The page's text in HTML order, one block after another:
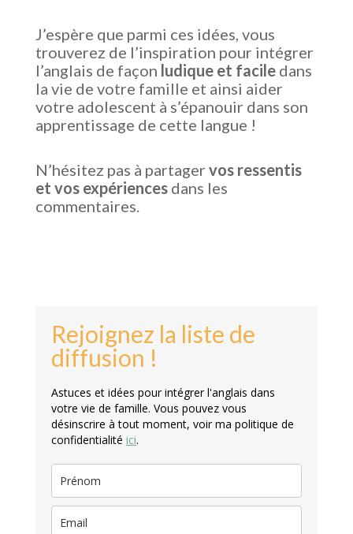
J’espère que parmi ces idées, vous
trouverez de l’inspiration pour intégrer
l’anglais de façon ludique et faciledans
la vie de votre famille et ainsi aider
votre adolescent à s’épanouir dans son
apprentissage de cette langue !
N’hésitez pas à partager vos ressentis
et vos expériencesdans les
commentaires.
Rejoignez la liste de
diffusion !
Astuces et idées pour intégrer l'anglais dans
votre vie de famille. Vous pouvez vous
désinscrire à tout moment, voir ma politique de
confidentialité ici.